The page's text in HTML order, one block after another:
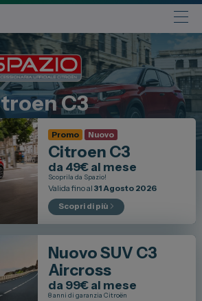
C3
Promo Nuovo
Citroen C3
da 49€ al mese
Scoprila da Spazio!
Valida fino al 31 Agosto 2026
Scopri di più
Nuovo SUV C3
Aircross
da 99€ al mese
8 anni di garanzia Citroën